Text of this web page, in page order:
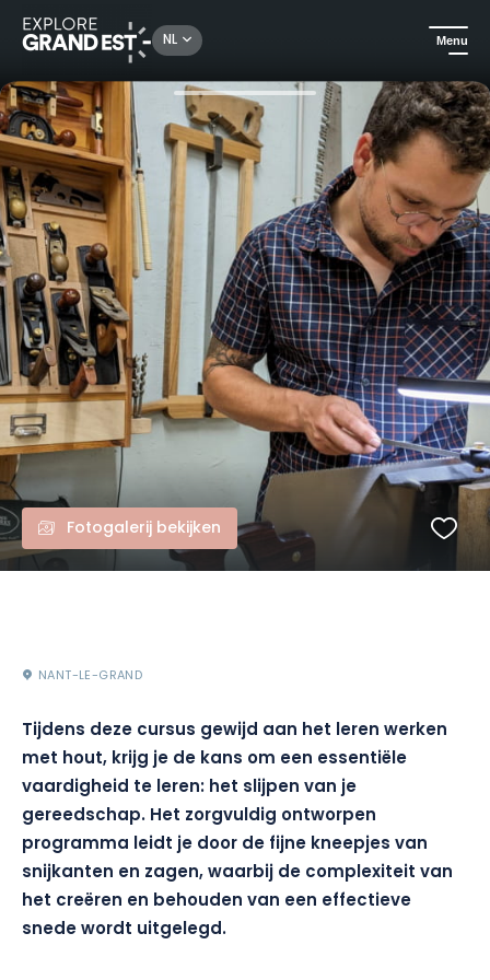
NL Menu
Kijk je ogen uit in de Grand Est Alles wat je moet weten over slijpen
Fotogalerij bekijken
NANT-LE-GRAND
Tijdens deze cursus gewijd aan het leren werken
met hout, krijg je de kans om een essentiële
vaardigheid te leren: het slijpen van je
gereedschap. Het zorgvuldig ontworpen
programma leidt je door de fijne kneepjes van
snijkanten en zagen, waarbij de complexiteit van
het creëren en behouden van een effectieve
snede wordt uitgelegd.